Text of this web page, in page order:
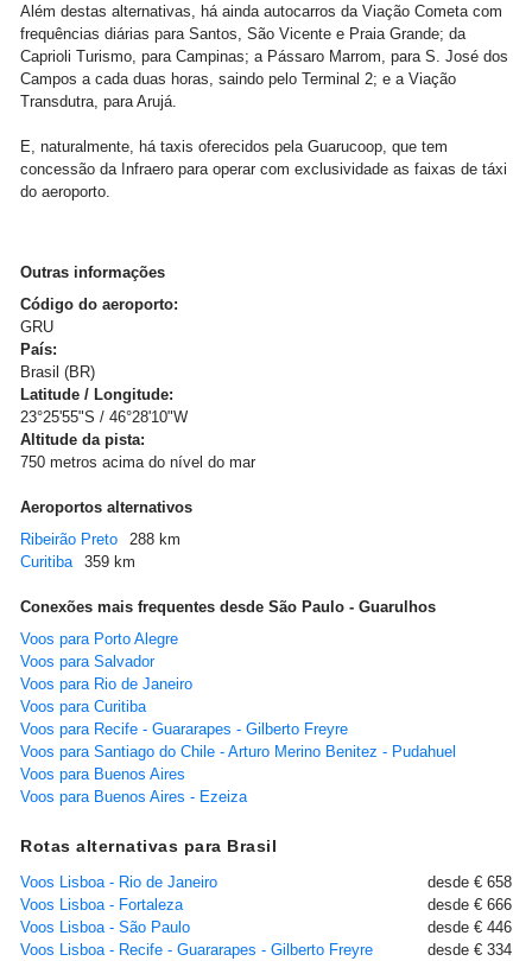
Além destas alternativas, há ainda autocarros da Viação Cometa com
frequências diárias para Santos, São Vicente e Praia Grande; da
Caprioli Turismo, para Campinas; a Pássaro Marrom, para S. José dos
Campos a cada duas horas, saindo pelo Terminal 2; e a Viação
Transdutra, para Arujá.
E, naturalmente, há taxis oferecidos pela Guarucoop, que tem
concessão da Infraero para operar com exclusividade as faixas de táxi
do aeroporto.
Outras informações
Código do aeroporto:
GRU
País:
Brasil (BR)
Latitude / Longitude:
23°25'55"S / 46°28'10"W
Altitude da pista:
750 metros acima do nível do mar
Aeroportos alternativos
Ribeirão Preto
288 km
Curitiba
359 km
Conexões mais frequentes desde São Paulo - Guarulhos
Voos para Porto Alegre
Voos para Salvador
Voos para Rio de Janeiro
Voos para Curitiba
Voos para Recife - Guararapes - Gilberto Freyre
Voos para Santiago do Chile - Arturo Merino Benitez - Pudahuel
Voos para Buenos Aires
Voos para Buenos Aires - Ezeiza
Rotas alternativas para Brasil
Voos Lisboa - Rio de Janeiro
desde € 658
Voos Lisboa - Fortaleza
desde € 666
Voos Lisboa - São Paulo
desde € 446
Voos Lisboa - Recife - Guararapes - Gilberto Freyre
desde € 334